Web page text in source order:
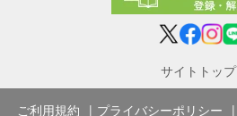
サイトトップ
ご利用規約 プライバシーポリシー